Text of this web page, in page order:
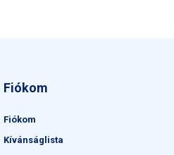
Fiókom
Fiókom
Kívánságlista